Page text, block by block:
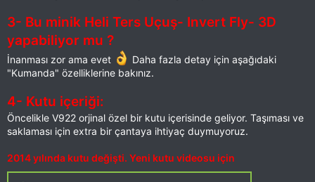
3- Bu minik Heli Ters Uçuş- Invert Fly- 3D
yapabiliyor mu ?
İnanması zor ama evet
Daha fazla detay için aşağıdaki
"Kumanda" özelliklerine bakınız.
4- Kutu içeriği:
Öncelikle V922 orjinal özel bir kutu içerisinde geliyor. Taşıması ve
saklaması için extra bir çantaya ihtiyaç duymuyoruz.
2014 yılında kutu değişti. Yeni kutu videosu için